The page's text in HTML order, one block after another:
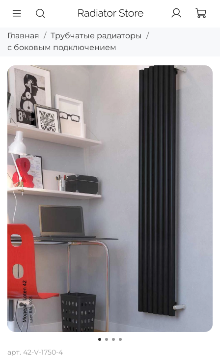
Главная
Трубчатые радиаторы
с боковым подключением
арт. 42-V-1750-4